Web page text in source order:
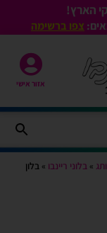
צפו ברשימה
אזור אישי
» בלוני ריינבו » בלון